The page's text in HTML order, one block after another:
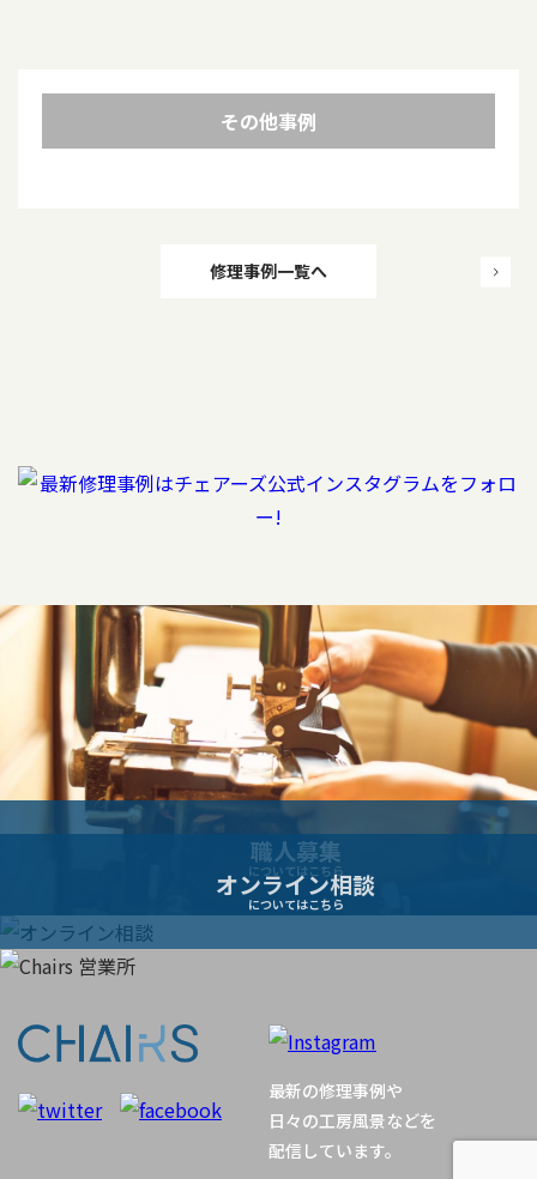
その他事例
シ
ョ
ン
修理事例一覧へ
職人募集
についてはこちら
オンライン相談
についてはこちら
最新の修理事例や
日々の工房風景などを
配信しています。